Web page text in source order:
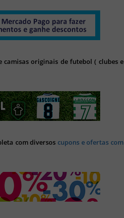
camisas originais de futebol ( clubes e
com diversoscupons e ofertas com